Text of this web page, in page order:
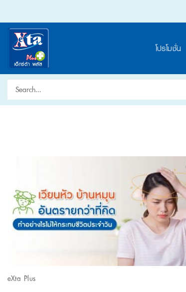
content
โปรโมชั่น
Search
for:
eXta Plus